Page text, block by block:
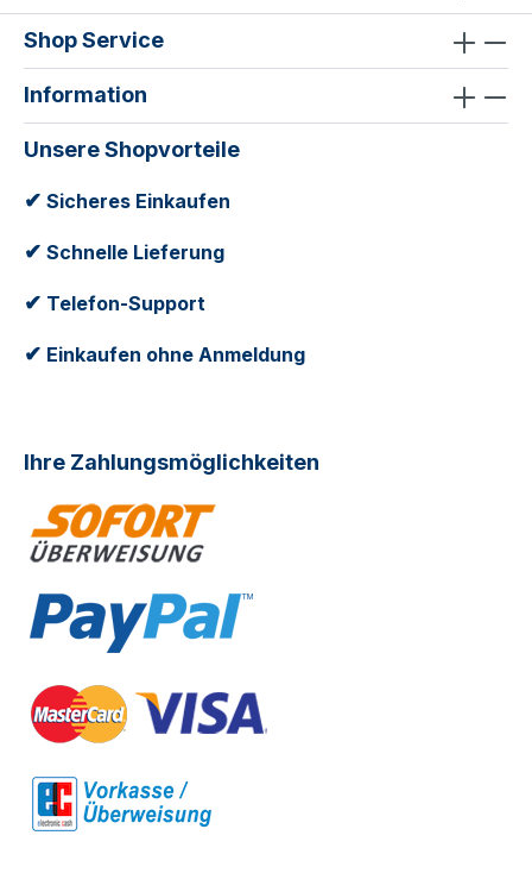
Shop Service
Information
Unsere Shopvorteile
✔ Sicheres Einkaufen
✔ Schnelle Lieferung
✔ Telefon-Support
✔ Einkaufen ohne Anmeldung
Ihre Zahlungsmöglichkeiten